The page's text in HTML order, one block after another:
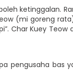
ketinggalan.
(mi goreng
Char Kuey
pengusaha bas